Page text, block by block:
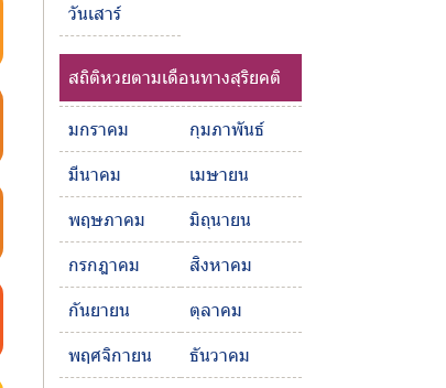
วันเสาร์
สถิติหวยตามเดือนทางสุริยคติ
มกราคม
กุมภาพันธ์
มีนาคม
เมษายน
พฤษภาคม
มิถุนายน
กรกฎาคม
สิงหาคม
กันยายน
ตุลาคม
พฤศจิกายน
ธันวาคม